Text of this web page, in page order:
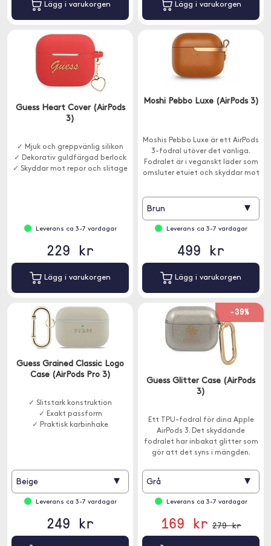
Lägg i varukorgen Lägg i varukorgen
Guess Heart Cover (AirPods
3)
✓ Mjuk och greppvänlig silikon
✓ Dekorativ guldfärgad berlock
✓ Skyddar mot repor och slitage
Leverans ca 3-7 vardagar
229 kr
Lägg i varukorgen
Moshi Pebbo Luxe (AirPods 3)
Moshis Pebbo Luxe är ett AirPods
3-fodral utöver det vanliga.
Fodralet är i veganskt läder som
omsluter etuiet och skyddar mot
Brun ▾
Leverans ca 3-7 vardagar
499 kr
Lägg i varukorgen
Guess Grained Classic Logo
Case (AirPods Pro 3)
✓ Slitstark konstruktion
✓ Exakt passform
✓ Praktisk karbinhake
Beige ▾
Leverans ca 3-7 vardagar
249 kr
-39%
Guess Glitter Case (AirPods
3)
Ett TPU-fodral för dina Apple
AirPods 3. Det skyddande
fodralet har inbakat glitter som
gör att det syns i mängden.
Grå ▾
Leverans ca 3-7 vardagar
169 kr 279 kr